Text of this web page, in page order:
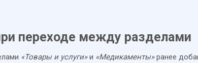
переходе между разделами
«Товары и услуги»и «Медикаменты»ранее